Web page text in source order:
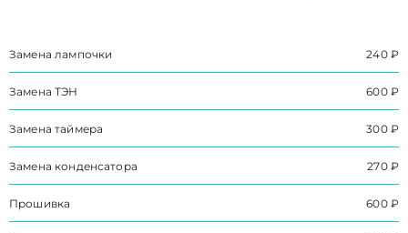
Замена лампочки 240 ₽
Замена ТЭН 600 ₽
Замена таймера 300 ₽
Замена конденсатора 270 ₽
Прошивка 600 ₽